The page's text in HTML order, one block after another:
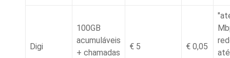
Digi
100GB
acumuláveis
+ chamadas
€ 5 € 0,05